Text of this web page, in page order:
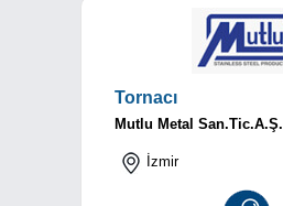
Tornacı
Mutlu Metal San.Tic.A.Ş.
İzmir